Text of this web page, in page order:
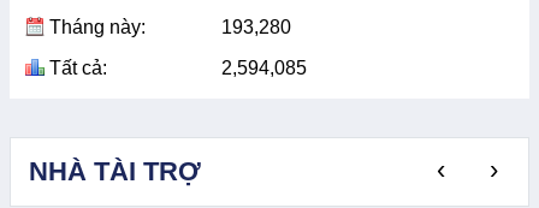
Tháng này:
193,280
Tất cả:
2,594,085
NHÀ TÀI TRỢ ‹ ›